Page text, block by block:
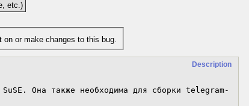
etc.)
or make changes to this bug.
Description
Она также необходима для сборки telegram-